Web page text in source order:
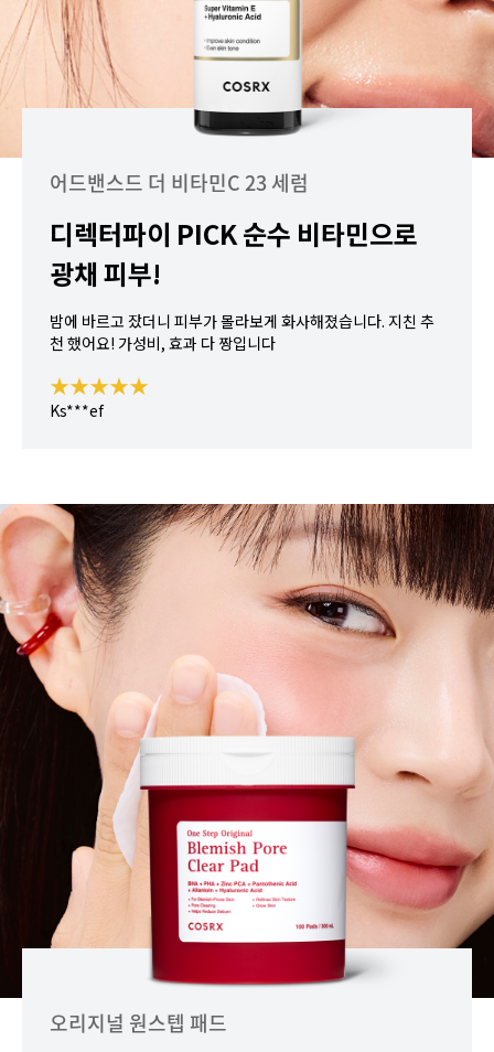
어드밴스드 더 비타민C 23 세럼
디렉터파이 PICK 순수 비타민으로
광채 피부!
밤에 바르고 잤더니 피부가 몰라보게 화사해졌습니다. 지친 추
천 했어요! 가성비, 효과 다 짱입니다
★★★★★
Ks***ef
오리지널 원스텝 패드